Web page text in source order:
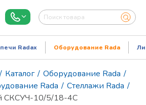
Radax Оборудование Rada
/ Каталог / Оборудование Rada /
Rada / Стеллажи Rada /
СКСУЧ-10/5/18-4С